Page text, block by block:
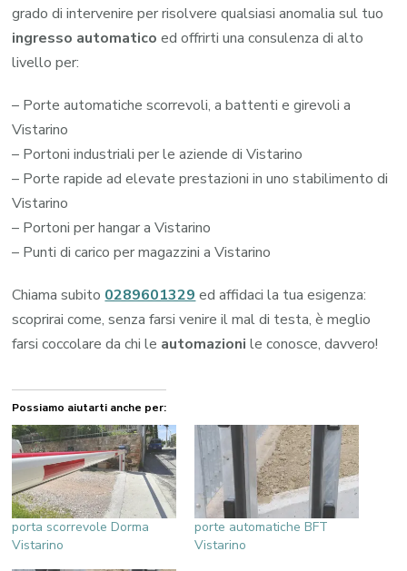
grado di intervenire per risolvere qualsiasi anomalia sul tuo
ingresso automatico ed offrirti una consulenza di alto
livello per:
– Porte automatiche scorrevoli, a battenti e girevoli a
Vistarino
– Portoni industriali per le aziende di Vistarino
– Porte rapide ad elevate prestazioni in uno stabilimento di
Vistarino
– Portoni per hangar a Vistarino
– Punti di carico per magazzini a Vistarino
Chiama subito 0289601329 ed affidaci la tua esigenza:
scoprirai come, senza farsi venire il mal di testa, è meglio
farsi coccolare da chi le automazioni le conosce, davvero!
Possiamo aiutarti anche per:
porta scorrevole Dorma
Vistarino
porte automatiche BFT
Vistarino